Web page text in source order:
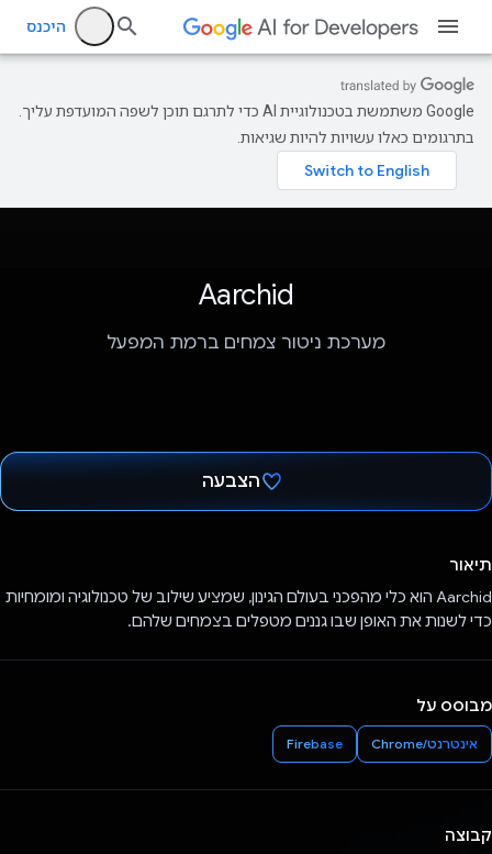
היכנס
‫Google משתמשת בטכנולוגיית AI כדי לתרגם תוכן לשפה המועדפת עליך.
בתרגומים כאלו עשויות להיות שגיאות.
Aarchid
מערכת ניטור צמחים ברמת המפעל
הצבעה
תיאור
Aarchid הוא כלי מהפכני בעולם הגינון, שמציע שילוב של טכנולוגיה ומומחיות
כדי לשנות את האופן שבו גננים מטפלים בצמחים שלהם.
מבוסס על
אינטרנט/Chrome Firebase
קבוצה